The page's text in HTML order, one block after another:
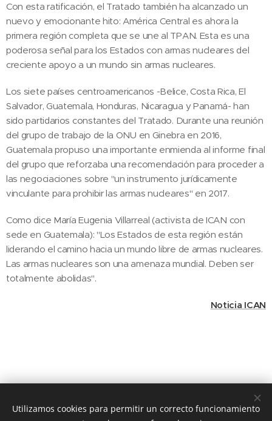
Con esta ratificación, el Tratado también ha alcanzado un
nuevo y emocionante hito: América Central es ahora la
primera región completa que se une al TPAN. Esta es una
poderosa señal para los Estados con armas nucleares del
creciente apoyo a un mundo sin armas nucleares.
Los siete países centroamericanos -Belice, Costa Rica, El
Salvador, Guatemala, Honduras, Nicaragua y Panamá- han
sido partidarios constantes del Tratado. Durante una reunión
del grupo de trabajo de la ONU en Ginebra en 2016,
Guatemala propuso una importante enmienda al informe final
del grupo que reforzaba una recomendación para proceder a
las negociaciones sobre "un instrumento jurídicamente
vinculante para prohibir las armas nucleares" en 2017.
Como dice María Eugenia Villarreal (activista de ICAN con
sede en Guatemala): "Los Estados de esta región están
liderando el camino hacia un mundo libre de armas nucleares.
Las armas nucleares son una amenaza mundial. Deben ser
totalmente abolidas".
Noticia ICAN
© 2020 JUSTICIA Y PAZ C/ Rafael de Riego 16, 3º dcha. Madrid,
Utilizamos cookies para permitir un correcto funcionamiento